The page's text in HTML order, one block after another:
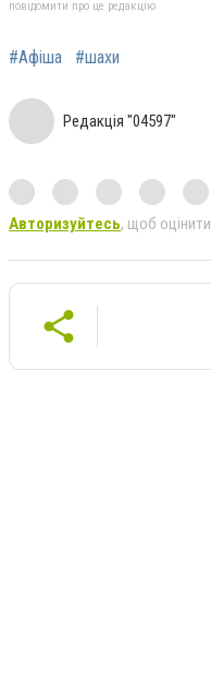
повідомити про це редакцію
#Афіша #шахи
Редакція "04597"
Авторизуйтесь, щоб оцінити